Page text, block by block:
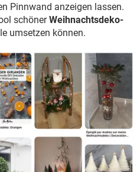
Pinnwand anzeigen lassen.
schönerWeihnachtsdeko-
umsetzen können.